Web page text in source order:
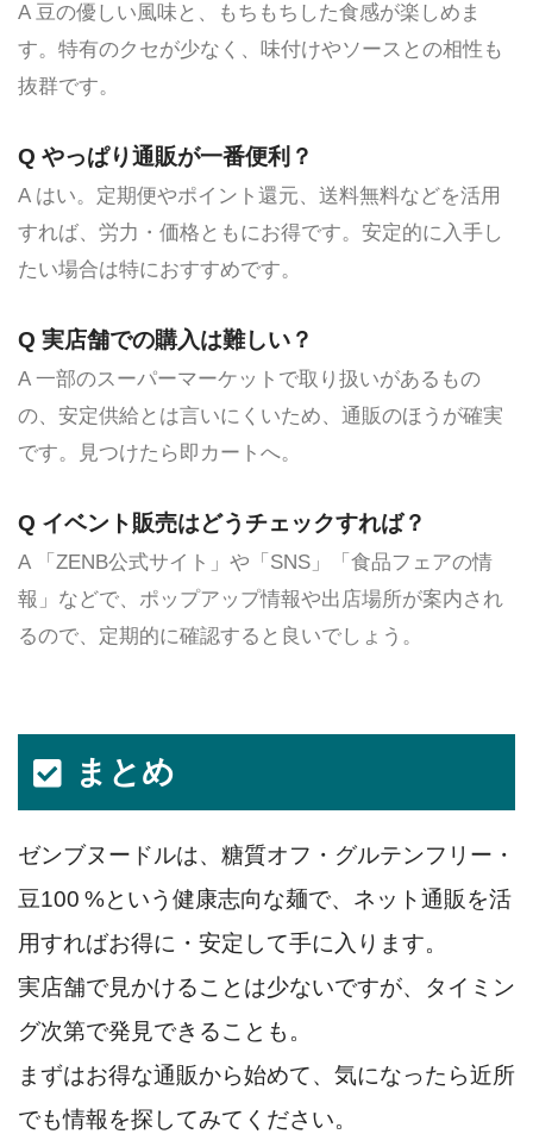
A 豆の優しい風味と、もちもちした食感が楽しめま
す。特有のクセが少なく、味付けやソースとの相性も
抜群です。
Q やっぱり通販が一番便利？
A はい。定期便やポイント還元、送料無料などを活用
すれば、労力・価格ともにお得です。安定的に入手し
たい場合は特におすすめです。
Q 実店舗での購入は難しい？
A 一部のスーパーマーケットで取り扱いがあるもの
の、安定供給とは言いにくいため、通販のほうが確実
です。見つけたら即カートへ。
Q イベント販売はどうチェックすれば？
A 「ZENB公式サイト」や「SNS」「食品フェアの情
報」などで、ポップアップ情報や出店場所が案内され
るので、定期的に確認すると良いでしょう。
まとめ
ゼンブヌードルは、糖質オフ・グルテンフリー・
豆100 %という健康志向な麺で、ネット通販を活
用すればお得に・安定して手に入ります。
実店舗で見かけることは少ないですが、タイミン
グ次第で発見できることも。
まずはお得な通販から始めて、気になったら近所
でも情報を探してみてください。